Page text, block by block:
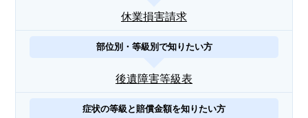
休業損害請求
部位別・等級別で知りたい方
後遺障害等級表
症状の等級と賠償金額を知りたい方